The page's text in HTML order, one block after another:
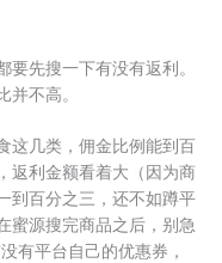
先搜一下有没有返利。
并不高。
这几类，佣金比例能到百
返利金额看着大（因为商
到百分之三，还不如蹲平
蜜源搜完商品之后，别急
有平台自己的优惠券，